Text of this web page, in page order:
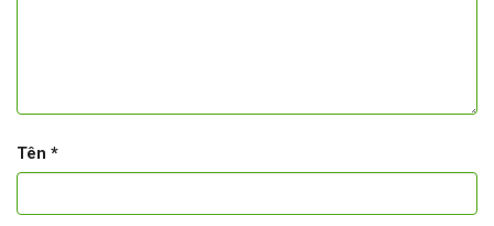
Tên *